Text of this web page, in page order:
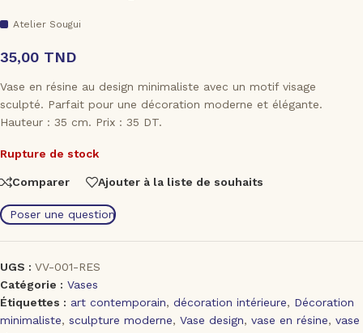
Atelier Sougui
35,00 TND
Vase en résine au design minimaliste avec un motif visage
sculpté. Parfait pour une décoration moderne et élégante.
Hauteur : 35 cm. Prix : 35 DT.
Rupture de stock
Comparer Ajouter à la liste de souhaits
Poser une question
UGS : VV-001-RES
Catégorie : Vases
Étiquettes : art contemporain, décoration intérieure, Décoration
minimaliste, sculpture moderne, Vase design, vase en résine, vase